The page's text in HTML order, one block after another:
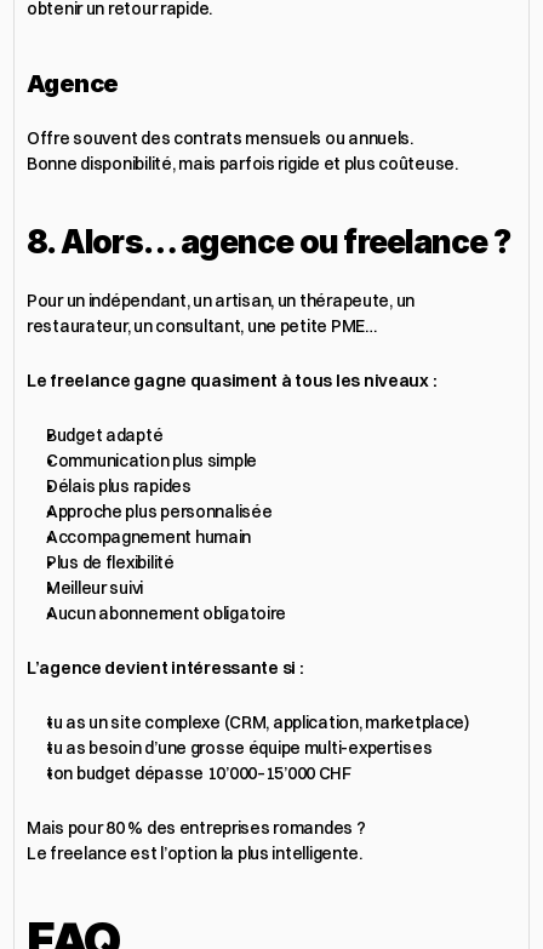
obtenir un retour rapide.
Agence
Offre souvent des contrats mensuels ou annuels.
Bonne disponibilité, mais parfois rigide et plus coûteuse.
8. Alors… agence ou freelance ?
Pour un indépendant, un artisan, un thérapeute, un
restaurateur, un consultant, une petite PME…
Le freelance gagne quasiment à tous les niveaux :
Budget adapté
Communication plus simple
Délais plus rapides
Approche plus personnalisée
Accompagnement humain
Plus de flexibilité
Meilleur suivi
Aucun abonnement obligatoire
L’agence devient intéressante si :
tu as un site complexe (CRM, application, marketplace)
tu as besoin d’une grosse équipe multi-expertises
ton budget dépasse 10’000–15’000 CHF
Mais pour 80 % des entreprises romandes ?
Le freelance est l’option la plus intelligente.